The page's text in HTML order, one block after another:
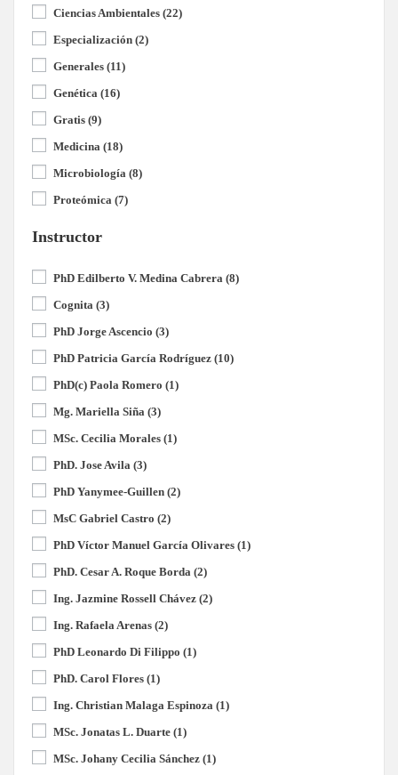
Ciencias Ambientales (22)
Especialización (2)
Generales (11)
Genética (16)
Gratis (9)
Medicina (18)
Microbiología (8)
Proteómica (7)
Instructor
PhD Edilberto V. Medina Cabrera (8)
Cognita (3)
PhD Jorge Ascencio (3)
PhD Patricia García Rodríguez (10)
PhD(c) Paola Romero (1)
Mg. Mariella Siña (3)
MSc. Cecilia Morales (1)
PhD. Jose Avila (3)
PhD Yanymee-Guillen (2)
MsC Gabriel Castro (2)
PhD Víctor Manuel García Olivares (1)
PhD. Cesar A. Roque Borda (2)
Ing. Jazmine Rossell Chávez (2)
Ing. Rafaela Arenas (2)
PhD Leonardo Di Filippo (1)
PhD. Carol Flores (1)
Ing. Christian Malaga Espinoza (1)
MSc. Jonatas L. Duarte (1)
MSc. Johany Cecilia Sánchez (1)